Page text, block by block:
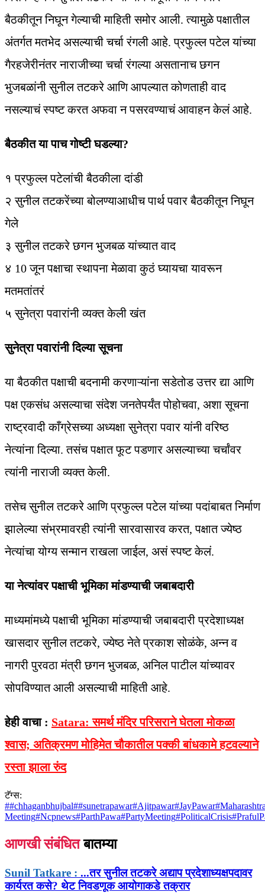
बैठकीतून निघून गेल्याची माहिती समोर आली. त्यामुळे पक्षातील
अंतर्गत मतभेद असल्याची चर्चा रंगली आहे. प्रफुल्ल पटेल यांच्या
गैरहजेरीनंतर नाराजीच्या चर्चा रंगल्या असतानाच छगन
भुजबळांनी सुनील तटकरे आणि आपल्यात कोणताही वाद
नसल्याचं स्पष्ट करत अफवा न पसरवण्याचं आवाहन केलं आहे.
बैठकीत या पाच गोष्टी घडल्या?
१ प्रफुल्ल पटेलांची बैठकीला दांडी
२ सुनील तटकरेंच्या बोलण्याआधीच पार्थ पवार बैठकीतून निघून
गेले
३ सुनील तटकरे छगन भुजबळ यांच्यात वाद
४ 10 जून पक्षाचा स्थापना मेळावा कुठं घ्यायचा यावरून
मतमतांतरं
५ सुनेत्रा पवारांनी व्यक्त केली खंत
सुनेत्रा पवारांनी दिल्या सूचना
या बैठकीत पक्षाची बदनामी करणाऱ्यांना सडेतोड उत्तर द्या आणि
पक्ष एकसंध असल्याचा संदेश जनतेपर्यंत पोहोचवा, अशा सूचना
राष्ट्रवादी काँग्रेसच्या अध्यक्षा सुनेत्रा पवार यांनी वरिष्ठ
नेत्यांना दिल्या. तसंच पक्षात फूट पडणार असल्याच्या चर्चांवर
त्यांनी नाराजी व्यक्त केली.
तसेच सुनील तटकरे आणि प्रफुल्ल पटेल यांच्या पदांबाबत निर्माण
झालेल्या संभ्रमावरही त्यांनी सारवासारव करत, पक्षात ज्येष्ठ
नेत्यांचा योग्य सन्मान राखला जाईल, असं स्पष्ट केलं.
या नेत्यांवर पक्षाची भूमिका मांडण्याची जबाबदारी
माध्यमांमध्ये पक्षाची भूमिका मांडण्याची जबाबदारी प्रदेशाध्यक्ष
खासदार सुनील तटकरे, ज्येष्ठ नेते प्रकाश सोळंके, अन्न व
नागरी पुरवठा मंत्री छगन भुजबळ, अनिल पाटील यांच्यावर
सोपविण्यात आली असल्याची माहिती आहे.
हेही वाचा : Satara: समर्थ मंदिर परिसराने घेतला मोकळा
श्‍वास; अतिक्रमण मोहिमेत चौकातील पक्की बांधकामे हटवल्याने
रस्ता झाला रुंद
टॅग्स:
##chhaganbhujbal##sunetrapawar#Ajitpawar#JayPawar#
Meeting#Ncpnews#ParthPawa#PartyMeeting#PoliticalCrisis#
आणखी संबंधित बातम्या
Sunil Tatkare : ...तर सुनील तटकरे अद्याप प्रदेशाध्यक्षपदावर
कार्यरत कसे? थेट निवडणूक आयोगाकडे तक्रार